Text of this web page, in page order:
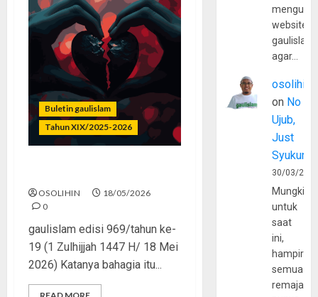
Buletin gaulislam
Tahun XIX/2025-2026
OSOLIHIN
18/05/2026
0
gaulislam edisi 969/tahun ke-
19 (1 Zulhijjah 1447 H/ 18 Mei
2026) Katanya bahagia itu...
website
agar…
osolihin
on No
Ujub,
Just
Syukur
30/03/
Mungkin
untuk
saat
ini,
hampir
semua
remaja